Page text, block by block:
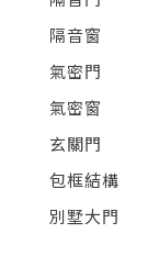
隔音窗
氣密門
氣密窗
玄關門
包框結構
別墅大門